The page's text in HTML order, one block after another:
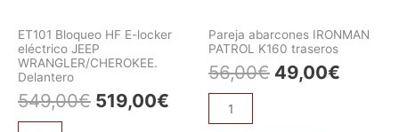
ET101 Bloqueo HF E-locker
eléctrico JEEP
WRANGLER/CHEROKEE.
Delantero
549,00€ 519,00€
Pareja abarcones IRONMAN
PATROL K160 traseros
56,00€ 49,00€